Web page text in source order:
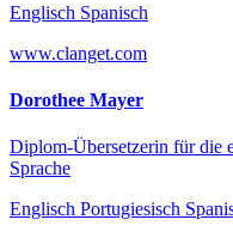
Englisch Spanisch
www.clanget.com
Dorothee Mayer
Diplom-Übersetzerin für die
Sprache
Englisch Portugiesisch